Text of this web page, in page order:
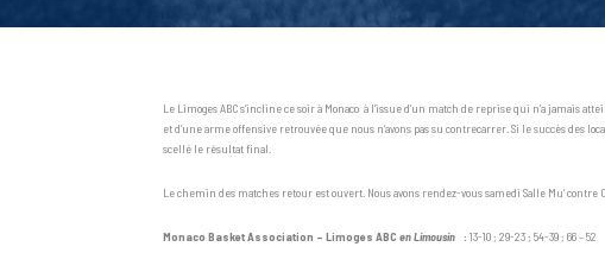
Le Limoges ABC s’incline ce soir à Monaco à l’issue d’un match de reprise qui n’a jamais
et d’une arme offensive retrouvée que nous n’avons pas su contrecarrer. Si le succès
scellé le résultat final.
Le chemin des matches retour est ouvert. Nous avons rendez-vous samedi Salle Mu’
Monaco Basket Association – Limoges ABC en Limousin : 13-10 ; 29-23 ; 54-39 ; 66 – 52